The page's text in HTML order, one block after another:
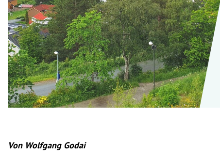
Untermenü
Untermenü
Untermenü
Untermenü
Untermenü
Untermenü
Von Wolfgang Godai